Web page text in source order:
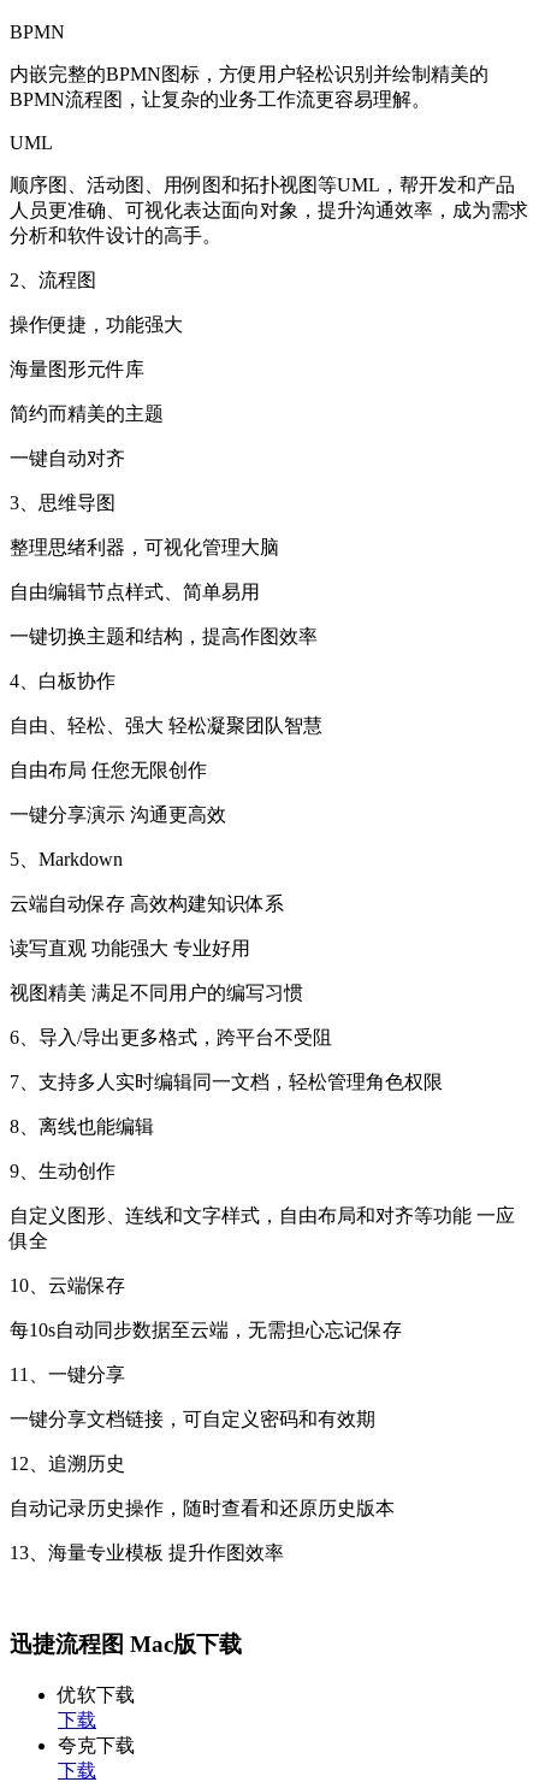
BPMN
内嵌完整的BPMN图标，方便用户轻松识别并绘制精美的
BPMN流程图，让复杂的业务工作流更容易理解。
UML
顺序图、活动图、用例图和拓扑视图等UML，帮开发和产品
人员更准确、可视化表达面向对象，提升沟通效率，成为需求
分析和软件设计的高手。
2、流程图
操作便捷，功能强大
海量图形元件库
简约而精美的主题
一键自动对齐
3、思维导图
整理思绪利器，可视化管理大脑
自由编辑节点样式、简单易用
一键切换主题和结构，提高作图效率
4、白板协作
自由、轻松、强大 轻松凝聚团队智慧
自由布局 任您无限创作
一键分享演示 沟通更高效
5、Markdown
云端自动保存 高效构建知识体系
读写直观 功能强大 专业好用
视图精美 满足不同用户的编写习惯
6、导入/导出更多格式，跨平台不受阻
7、支持多人实时编辑同一文档，轻松管理角色权限
8、离线也能编辑
9、生动创作
自定义图形、连线和文字样式，自由布局和对齐等功能 一应
俱全
10、云端保存
每10s自动同步数据至云端，无需担心忘记保存
11、一键分享
一键分享文档链接，可自定义密码和有效期
12、追溯历史
自动记录历史操作，随时查看和还原历史版本
13、海量专业模板 提升作图效率
迅捷流程图 Mac版下载
优软下载
下载
夸克下载
下载